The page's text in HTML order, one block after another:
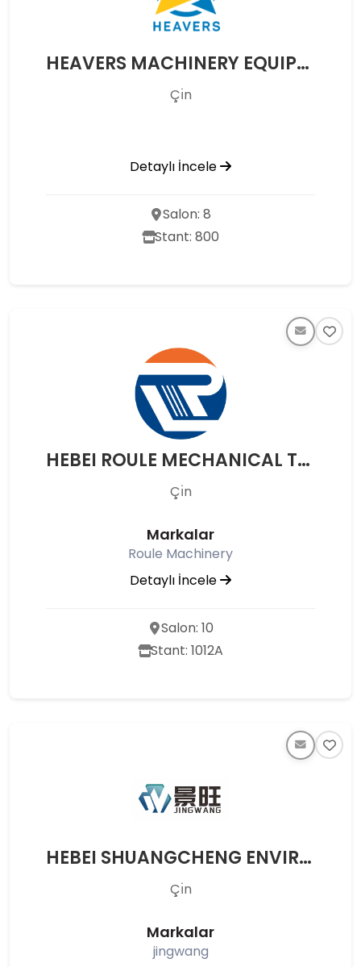
HEAVERS MACHINERY EQUIPMEN
Çı̇n
Detaylı İncele
Salon: 8
Stant: 800
HEBEI ROULE MECHANICAL TECHNOLOGY CO., LTD
Çı̇n
Markalar
Roule Machinery
Detaylı İncele
Salon: 10
Stant: 1012A
HEBEI SHUANGCHENG ENVIRONMENTAL PROTECTION EQUIPMENT CO.,LTD
Çı̇n
Markalar
jingwang